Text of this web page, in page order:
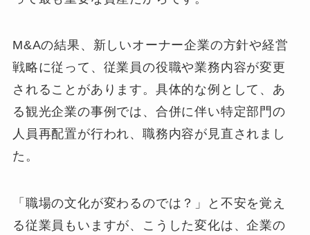
M&Aの結果、新しいオーナー企業の方針や経営
戦略に従って、従業員の役職や業務内容が変更
されることがあります。具体的な例として、あ
る観光企業の事例では、合併に伴い特定部門の
人員再配置が行われ、職務内容が見直されまし
た。
「職場の文化が変わるのでは？」と不安を覚え
る従業員もいますが、こうした変化は、企業の